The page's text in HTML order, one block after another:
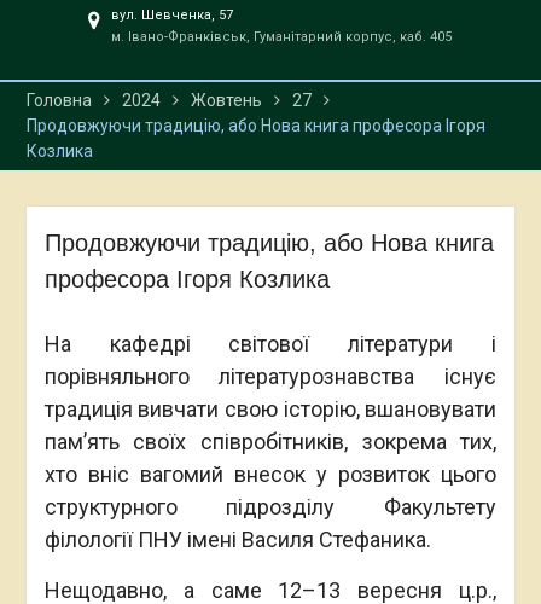
вул. Шевченка, 57
м. Івано-Франківськ, Гуманітарний корпус, каб. 405
Головна 2024 Жовтень
27
Продовжуючи традицію, або Нова книга професора Ігоря
Козлика
Продовжуючи традицію, або Нова книга
професора Ігоря Козлика
На кафедрі світової літератури і
порівняльного літературознавства існує
традиція вивчати свою історію, вшановувати
пам’ять своїх співробітників, зокрема тих,
хто вніс вагомий внесок у розвиток цього
структурного підрозділу Факультету
філології ПНУ імені Василя Стефаника.
Нещодавно, а саме 12–13 вересня ц.р.,